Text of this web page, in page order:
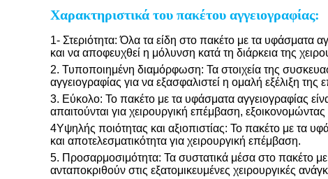
Χαρακτηριστικά του πακέτου αγγειογραφίας:
1- Στεριότητα: Όλα τα είδη στο πακέτο με τα υφάσματα
και να αποφευχθεί η μόλυνση κατά τη διάρκεια της
2. Τυποποιημένη διαμόρφωση: Τα στοιχεία της
αγγειογραφίας για να εξασφαλιστεί η ομαλή εξέλιξη της
3. Εύκολο: Το πακέτο με τα υφάσματα αγγειογραφίας
απαιτούνται για χειρουργική επέμβαση,
4Υψηλής ποιότητας και αξιοπιστίας: Το πακέτο με τα
και αποτελεσματικότητα για χειρουργική επέμβαση.
5. Προσαρμοσιμότητα: Τα συστατικά μέσα στο πακέτο
ανταποκριθούν στις εξατομικευμένες χειρουργικές